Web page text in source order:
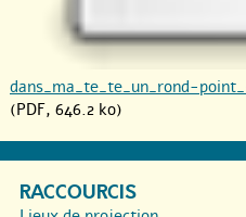
dans_ma_te_te_un_rond-
(PDF, 646.2 ko)
RACCOURCIS